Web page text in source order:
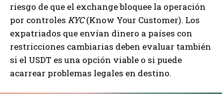
riesgo de que el exchange bloquee la operación
por controles KYC(Know Your Customer). Los
expatriados que envían dinero a países con
restricciones cambiarias deben evaluar también
si el USDT es una opción viable o si puede
acarrear problemas legales en destino.